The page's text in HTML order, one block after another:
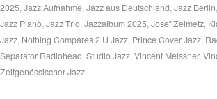
2025,Jazz Aufnahme,Jazz aus Deutschland,Jazz Berlin,
Jazz Piano,Jazz Trio,Jazzalbum 2025,Josef Zeimetz,
Jazz, Nothing Compares 2 U Jazz, Prince Cover Jazz,
Separator Radiohead,Studio Jazz,Vincent Meissner,
Zeitgenössischer Jazz